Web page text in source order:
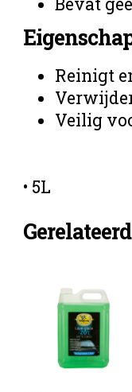
Reinigt
Veilig
• 5L